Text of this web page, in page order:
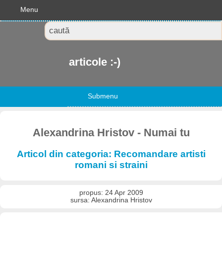
Menu
articole :-)
Submenu
Alexandrina Hristov - Numai tu
Articol din categoria: Recomandare artisti
romani si straini
propus: 24 Apr 2009
sursa: Alexandrina Hristov